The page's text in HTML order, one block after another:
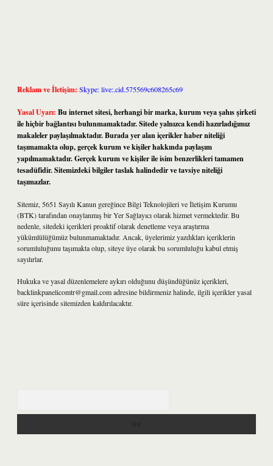
Reklam ve İletişim: Skype: live:.cid.575569c608265c69
Yasal Uyarı: Bu internet sitesi, herhangi bir marka, kurum veya şahıs şirketi
ile hiçbir bağlantısı bulunmamaktadır. Sitede yalnızca kendi hazırladığımız
makaleler paylaşılmaktadır. Burada yer alan içerikler haber niteliği
taşımamakta olup, gerçek kurum ve kişiler hakkında paylaşım
yapılmamaktadır. Gerçek kurum ve kişiler ile isim benzerlikleri tamamen
tesadüfidir. Sitemizdeki bilgiler taslak halindedir ve tavsiye niteliği
taşımazlar.
Sitemiz, 5651 Sayılı Kanun gereğince Bilgi Teknolojileri ve İletişim Kurumu
(BTK) tarafından onaylanmış bir Yer Sağlayıcı olarak hizmet vermektedir. Bu
nedenle, sitedeki içerikleri proaktif olarak denetleme veya araştırma
yükümlülüğümüz bulunmamaktadır. Ancak, üyelerimiz yazdıkları içeriklerin
sorumluluğunu taşımakta olup, siteye üye olarak bu sorumluluğu kabul etmiş
sayılırlar.
Hukuka ve yasal düzenlemelere aykırı olduğunu düşündüğünüz içerikleri,
backlinkpanelicomtr@gmail.comadresine bildirmeniz halinde, ilgili içerikler yasal
süre içerisinde sitemizden kaldırılacaktır.